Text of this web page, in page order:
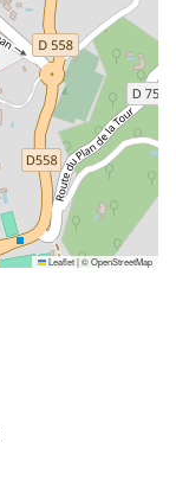
Leaflet|©OpenStreetMap